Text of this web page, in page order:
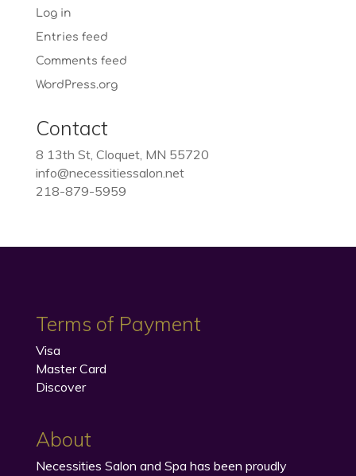
Log in
Entries feed
Comments feed
WordPress.org
Contact
8 13th St, Cloquet, MN 55720
info@necessitiessalon.net
218-879-5959
Terms of Payment
Visa
Master Card
Discover
About
Necessities Salon and Spa has been proudly